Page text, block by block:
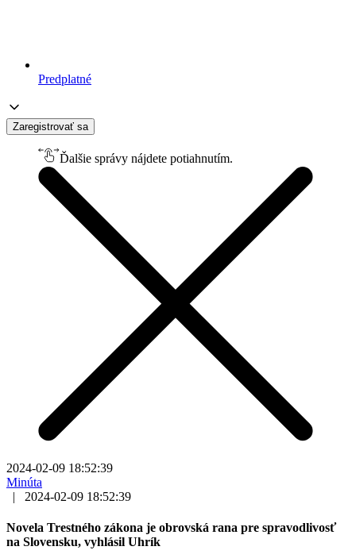
Predplatné
Zaregistrovať sa
Ďalšie správy nájdete potiahnutím.
2024-02-09 18:52:39
Minúta
|
2024-02-09 18:52:39
Novela Trestného zákona je obrovská rana pre spravodlivosť
na Slovensku, vyhlásil Uhrík